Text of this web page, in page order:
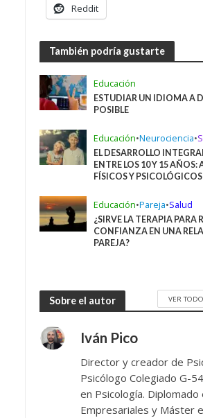
Reddit
También podría gustarte
Educación
ESTUDIAR UN IDIOMA A
POSIBLE
Educación•Neurociencia•
EL DESARROLLO
ENTRE LOS 10 Y 15 AÑOS:
FÍSICOS Y PSICOLÓGICOS
Educación•Pareja•Salud
¿SIRVE LA TERAPIA PARA
CONFIANZA EN UNA
PAREJA?
Sobre el autor VER
Iván Pico
Director y creador de
Psicólogo Colegiado G-
en Psicología. Diplomado
Empresariales y Máster